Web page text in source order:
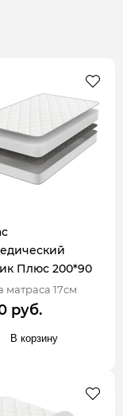
Плюс 200*90
матраса 17см
руб.
В корзину